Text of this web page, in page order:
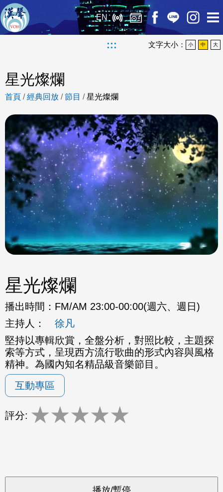
EN
::: 文字大小： 小 中 大
星光燦爛
首頁 /經典回放 /節目 /星光燦爛
星光燦爛
播出時間： FM/AM 23:00-00:00(週六、週日)
主持人：
徐凡
堅持以專輯欣賞，全盤分析，對照比較，主題探
索等方式，呈現西方流行歌曲的形式內容與風格
精神。為國內知名精品級音樂節目。
互動專區
評分: ★★★★★